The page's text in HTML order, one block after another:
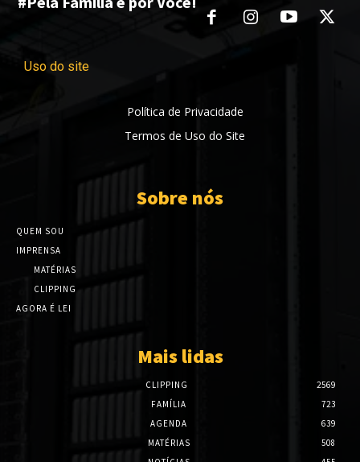
Uso do site
Política de Privacidade
Termos de Uso do Site
Sobre nós
QUEM SOU
IMPRENSA
MATÉRIAS
CLIPPING
AGORA É LEI
Mais lidas
CLIPPING
2569
FAMÍLIA
723
AGENDA
639
MATÉRIAS
508